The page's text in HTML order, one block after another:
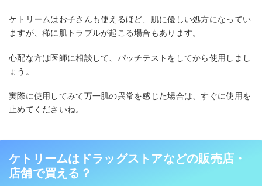
ケトリームはお子さんも使えるほど、肌に優しい処方になってい
ますが、稀に肌トラブルが起こる場合もあります。
心配な方は医師に相談して、パッチテストをしてから使用しまし
ょう。
実際に使用してみて万一肌の異常を感じた場合は、すぐに使用を
止めてくださいね。
ケトリームはドラッグストアなどの販売店・
店舗で買える？